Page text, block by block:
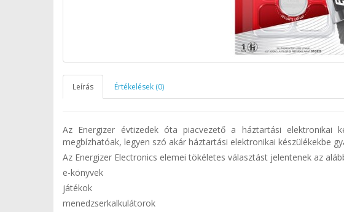
Leírás Értékelések (0)
Az Energizer évtizedek óta piacvezető a háztartási elektronikai
megbízhatóak, legyen szó akár háztartási elektronikai készülékekbe
Az Energizer Electronics elemei tökéletes választást jelentenek az
e-könyvek
játékok
menedzserkalkulátorok